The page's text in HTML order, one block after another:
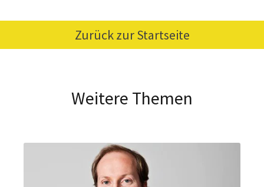
Zurück zur Startseite
Weitere Themen